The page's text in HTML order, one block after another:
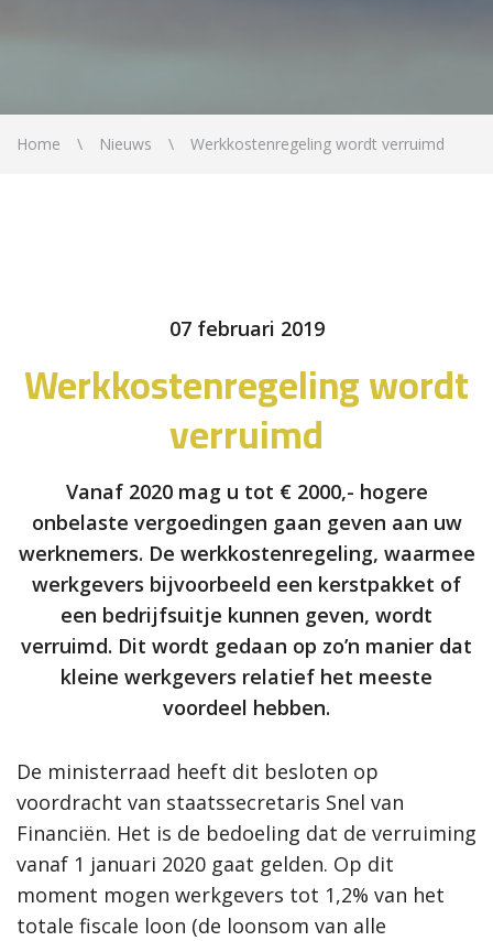
Home Nieuws Werkkostenregeling wordt verruimd
07 februari 2019
Werkkostenregeling wordt
verruimd
Vanaf 2020 mag u tot € 2000,- hogere
onbelaste vergoedingen gaan geven aan uw
werknemers. De werkkostenregeling, waarmee
werkgevers bijvoorbeeld een kerstpakket of
een bedrijfsuitje kunnen geven, wordt
verruimd. Dit wordt gedaan op zo’n manier dat
kleine werkgevers relatief het meeste
voordeel hebben.
De ministerraad heeft dit besloten op
voordracht van staatssecretaris Snel van
Financiën. Het is de bedoeling dat de verruiming
vanaf 1 januari 2020 gaat gelden. Op dit
moment mogen werkgevers tot 1,2% van het
totale fiscale loon (de loonsom van alle